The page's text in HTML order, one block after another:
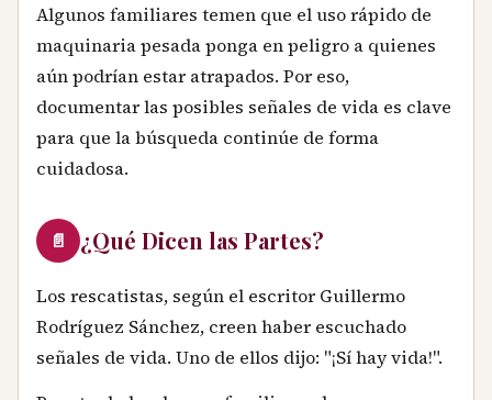
Algunos familiares temen que el uso rápido de
maquinaria pesada ponga en peligro a quienes
aún podrían estar atrapados. Por eso,
documentar las posibles señales de vida es clave
para que la búsqueda continúe de forma
cuidadosa.
📄 ¿Qué Dicen las Partes?
Los rescatistas, según el escritor Guillermo
Rodríguez Sánchez, creen haber escuchado
señales de vida. Uno de ellos dijo: "¡Sí hay vida!".